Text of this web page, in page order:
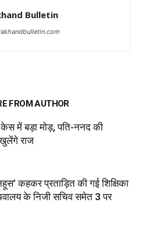
Bulletin
FROM AUTHOR
केस में बड़ा मोड़, पति-ननद की
खुलेंगे राज
कहकर प्रताड़ित की गई शिक्षिका
के निजी सचिव समेत 3 पर